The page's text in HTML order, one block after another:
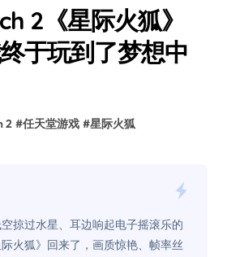
2《星际火狐》
于玩到了梦想中
2 #任天堂游戏 #星际火狐
掠过水星、耳边响起电子摇滚乐的
火狐》回来了，画质惊艳、帧率丝